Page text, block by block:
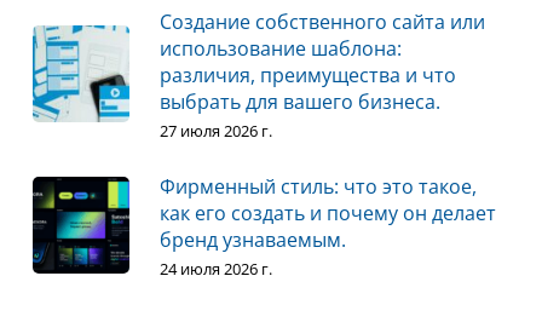
Создание собственного сайта или
использование шаблона:
различия, преимущества и что
выбрать для вашего бизнеса.
27 июля 2026 г.
Фирменный стиль: что это такое,
как его создать и почему он делает
бренд узнаваемым.
24 июля 2026 г.